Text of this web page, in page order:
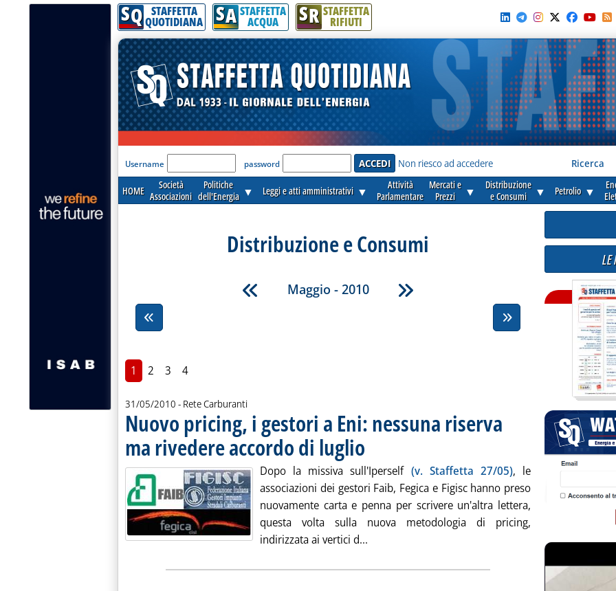
SQ STAFFETTA
QUOTIDIANA SA STAFFETTA
ACQUA SR STAFFETTA
RIFIUTI
'Modulo Login per accedere'
Username password Non riesco ad accedere Ricerca
HOME
Società
Associazioni
Politiche
dell'Energia ▼ Leggi e atti amministrativi ▼
Attività
Parlamentare
Mercati e
Prezzi
▼
Distribuzione
e Consumi
▼ Petrolio ▼
Distribuzione e Consumi
Maggio - 2010
1 2 3 4
31/05/2010 - Rete Carburanti
Nuovo pricing, i gestori a Eni: nessuna riserva
ma rivedere accordo di luglio
Dopo la missiva sull'Iperself (v. Staffetta 27/05), le
associazioni dei gestori Faib, Fegica e Figisc hanno preso
nuovamente carta e penna per scrivere un'altra lettera,
questa volta sulla nuova metodologia di pricing,
indirizzata ai vertici d... Leggi tutta la notizia: 'Nuovo pricing, i gestori a
LE